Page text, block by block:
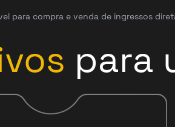
para compra e venda de ingressos
para